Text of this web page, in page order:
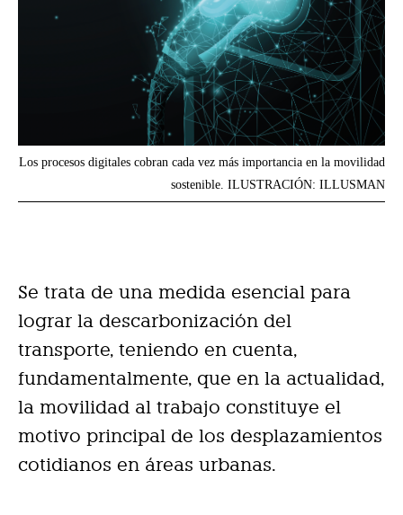
Los procesos digitales cobran cada vez más importancia en la movilidad
sostenible. ILUSTRACIÓN: ILLUSMAN
Se trata de una medida esencial para
lograr la descarbonización del
transporte, teniendo en cuenta,
fundamentalmente, que en la actualidad,
la movilidad al trabajo constituye el
motivo principal de los desplazamientos
cotidianos en áreas urbanas.